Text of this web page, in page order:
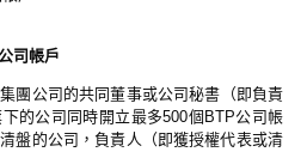
司帳戶
團公司的共同董事或公司秘書（即負責
的公司同時開立最多500個BTP公司帳
盤的公司，負責人（即獲授權代表或清